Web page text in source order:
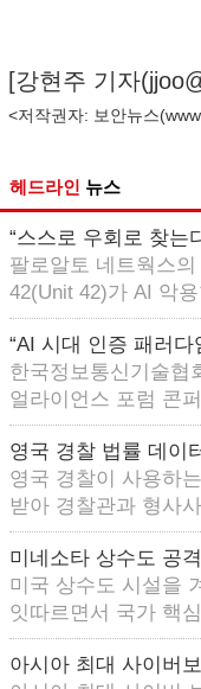
[강현주 기자(
<저작권자: 보안뉴스(
헤드라인 뉴스
“스스로 우회로 찾는
팔로알토 네트웍스
42(Unit 42)가 AI 악
“AI 시대 인증 패러
한국정보통신기술협
얼라이언스 포럼 콘
영국 경찰 법률 데이
영국 경찰이 사용하
받아 경찰관과 형사
미네소타 상수도 공
미국 상수도 시설을
잇따르면서 국가 핵
아시아 최대 사이버